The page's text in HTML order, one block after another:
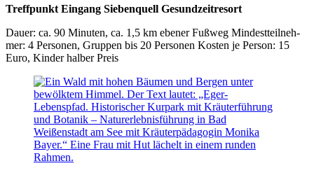
Treff­punkt Ein­gang Sie­ben­quell Gesundzeitresort
Dau­er: ca. 90 Minu­ten, ca. 1,5 km ebe­ner Fuß­weg Min­dest­teil­neh­
mer: 4 Per­so­nen, Grup­pen bis 20 Per­so­nen Kos­ten je Per­son: 15
Euro, Kin­der hal­ber Preis